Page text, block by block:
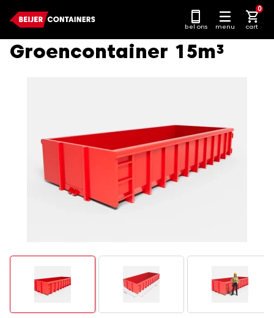
naar
content
bel ons menu cart
0
Groencontainer 15m³